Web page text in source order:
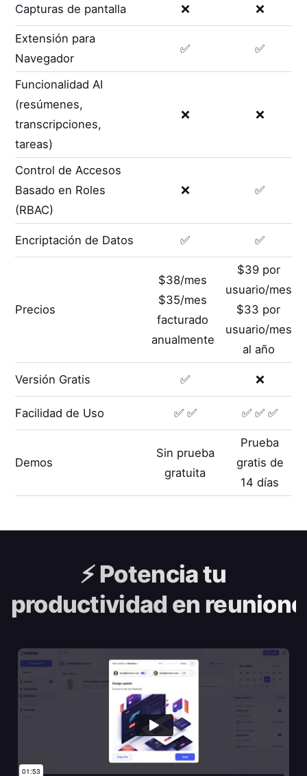
Capturas de pantalla ❌ ❌
Extensión para
Navegador
✅ ✅
Funcionalidad AI
(resúmenes,
transcripciones,
tareas)
❌ ❌
Control de Accesos
Basado en Roles
(RBAC)
❌ ✅
Encriptación de Datos ✅ ✅
Precios
$38/mes
$35/mes
facturado
anualmente
$39 por
usuario/mes
$33 por
usuario/mes
al año
Versión Gratis ✅ ❌
Facilidad de Uso ✅ ✅ ✅ ✅ ✅
Demos
Sin prueba
gratuita
Prueba
gratis de
14 días
⚡️Potencia tu
productividad en